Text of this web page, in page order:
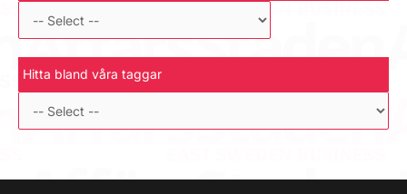
Hitta bland våra taggar